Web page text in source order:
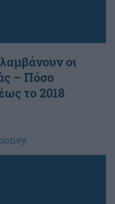
οι
– Πόσο
το 2018